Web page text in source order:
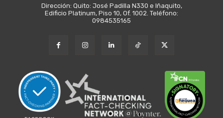
Dirección: Quito: José Padilla N330 e Iñaquito,
Edificio Platinum, Piso 10, Of. 1002. Teléfono:
0984535165